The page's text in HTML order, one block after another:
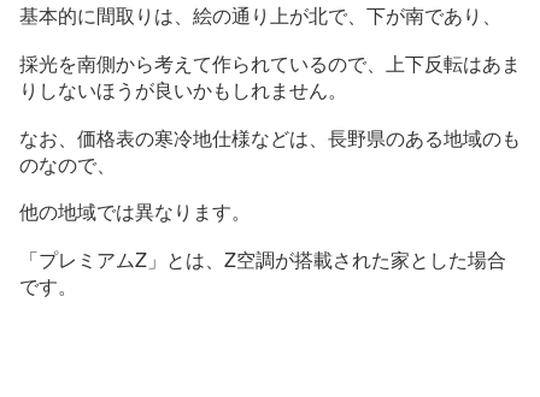
基本的に間取りは、絵の通り上が北で、下が南であり、
採光を南側から考えて作られているので、上下反転はあま
りしないほうが良いかもしれません。
なお、価格表の寒冷地仕様などは、長野県のある地域のも
のなので、
他の地域では異なります。
「プレミアムZ」とは、Z空調が搭載された家とした場合
です。